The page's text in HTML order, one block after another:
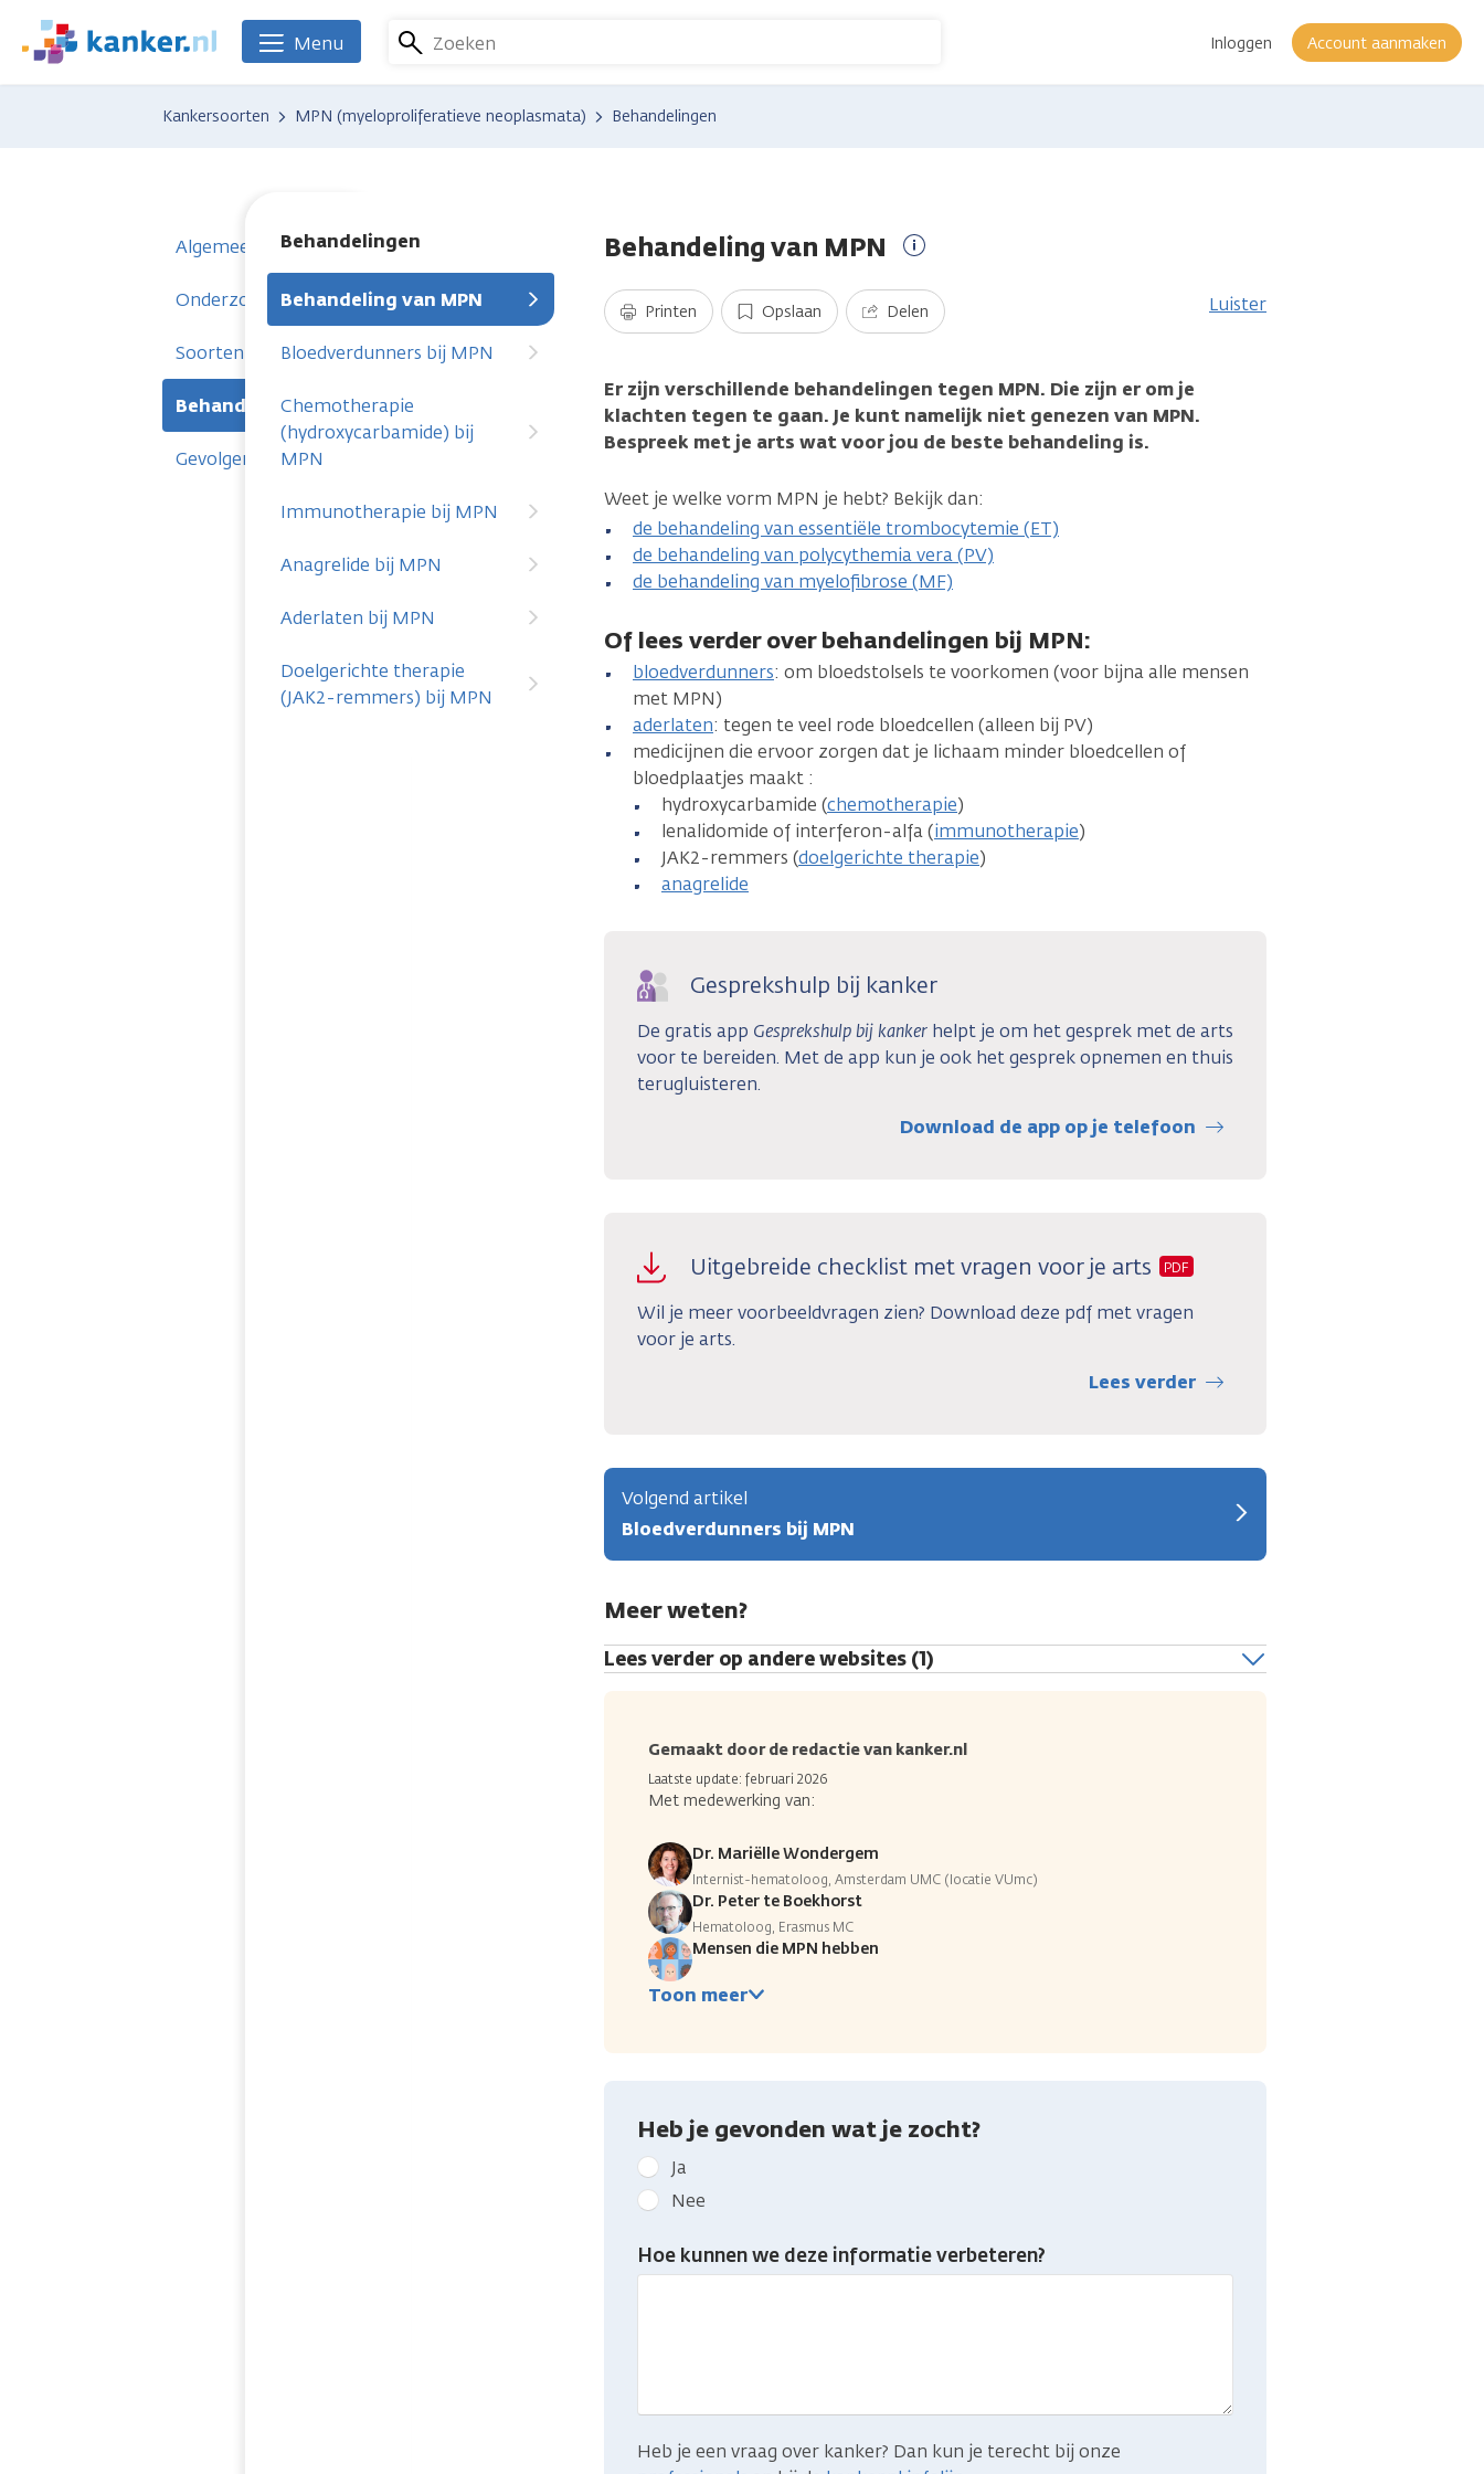
naar
We
zijn
Zoeken Inloggen Account aanmaken
Menu
Kankersoorten MPN (myeloproliferatieve neoplasmata) Behandelingen
Algemeen
Onderzoeken
Soorten
Behandelingen
Behandelingen
Behandeling van MPN
Bloedverdunners bij MPN
Chemotherapie
(hydroxycarbamide) bij
MPN
Immunotherapie bij MPN
Anagrelide bij MPN
Aderlaten bij MPN
Doelgerichte therapie
(JAK2-remmers) bij MPN
Gevolgen
Behandeling van MPN
informatie
Printen Opslaan Delen Luister
Er zijn verschillende behandelingen tegen MPN. Die zijn er om je
klachten tegen te gaan. Je kunt namelijk niet genezen van MPN.
Bespreek met je arts wat voor jou de beste behandeling is.
Weet je welke vorm MPN je hebt? Bekijk dan:
de behandeling van essentiële trombocytemie (ET)
de behandeling van polycythemia vera (PV)
de behandeling van myelofibrose (MF)
Of lees verder over behandelingen bij MPN:
bloedverdunners: om bloedstolsels te voorkomen (voor bijna alle mensen
met MPN)
aderlaten: tegen te veel rode bloedcellen (alleen bij PV)
medicijnen die ervoor zorgen dat je lichaam minder bloedcellen of
bloedplaatjes maakt :
hydroxycarbamide (chemotherapie)
lenalidomide of interferon-alfa (immunotherapie)
JAK2-remmers (doelgerichte therapie)
anagrelide
Gesprekshulp bij kanker
De gratis app Gesprekshulp bij kanker helpt je om het gesprek met de arts
voor te bereiden. Met de app kun je ook het gesprek opnemen en thuis
terugluisteren.
Download de app op je telefoon
Uitgebreide checklist met vragen voor je arts PDF
Wil je meer voorbeeldvragen zien? Download deze pdf met vragen
voor je arts.
Lees verder
Volgend artikel
Bloedverdunners bij MPN
Meer weten?
Lees verder op andere websites (1)
Gemaakt door de redactie van kanker.nl
Laatste update: februari 2026
Met medewerking van:
Dr. Mariëlle Wondergem
Internist-hematoloog, Amsterdam UMC (locatie VUmc)
Dr. Peter te Boekhorst
Hematoloog, Erasmus MC
Mensen die MPN hebben
Toon meer
Heb je gevonden wat je zocht?
Geef
kanker.nl
feedback:
Heb
je
Ja
Nee
Hoe kunnen we deze informatie verbeteren?
Heb je een vraag over kanker? Dan kun je terecht bij onze